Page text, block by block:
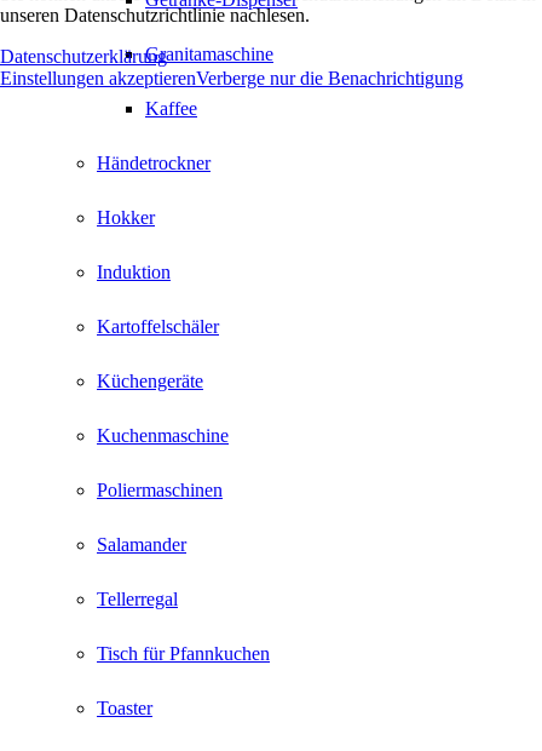
Granitamaschine
Kaffee
Händetrockner
Hokker
Induktion
Kartoffelschäler
Küchengeräte
Kuchenmaschine
Poliermaschinen
Salamander
Tellerregal
Tisch für Pfannkuchen
Toaster
unseren Datenschutzrichtlinie nachlesen.
Datenschutzerklärung
Einstellungen akzeptierenVerberge nur die Benachrichtigung